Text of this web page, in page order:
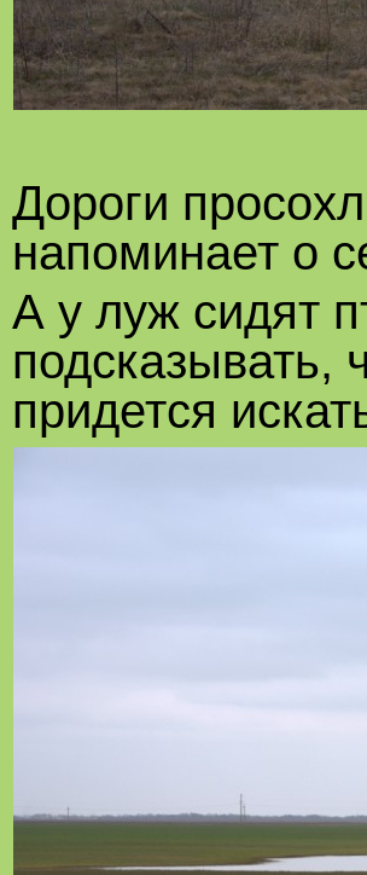
Дороги
напоминает о
А у луж сидят
подсказывать,
придется